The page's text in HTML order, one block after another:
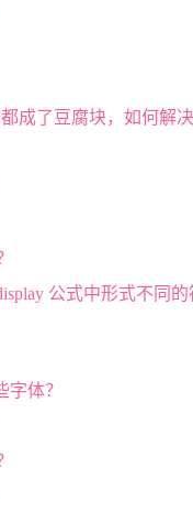
成了豆腐块，如何解
公式中形式不同的
字体？